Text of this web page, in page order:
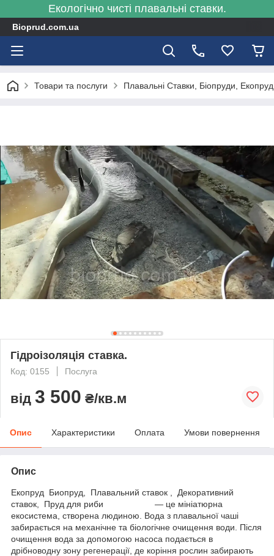
Екологічно чисті плавальні ставки.
Bioprud.com.ua
Товари та послуги Плавальні Ставки, Біопруди,
Гідроізоляція ставка.
Код: 0155 Послуга
від 3 500 ₴/кв.м
Опис Характеристики Оплата Умови повернення
Опис
Екопруд Биопруд, Плавальний ставок , Декоративний
ставок, Пруд для риби — це мініатюрна
екосистема, створена людиною. Вода з плавальної чаші
забирається на механічне та біологічне очищення води. Після
очищення вода за допомогою насоса подається в
дрібноводну зону регенерації, де коріння рослин забирають